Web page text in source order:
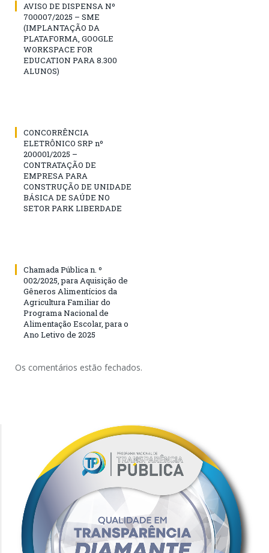
AVISO DE DISPENSA Nº
700007/2025 – SME
(IMPLANTAÇÃO DA
PLATAFORMA, GOOGLE
WORKSPACE FOR
EDUCATION PARA 8.300
ALUNOS)
CONCORRÊNCIA
ELETRÔNICO SRP nº
200001/2025 –
CONTRATAÇÃO DE
EMPRESA PARA
CONSTRUÇÃO DE UNIDADE
BÁSICA DE SAÚDE NO
SETOR PARK LIBERDADE
Chamada Pública n. º
002/2025, para Aquisição de
Gêneros Alimentícios da
Agricultura Familiar do
Programa Nacional de
Alimentação Escolar, para o
Ano Letivo de 2025
Os comentários estão fechados.